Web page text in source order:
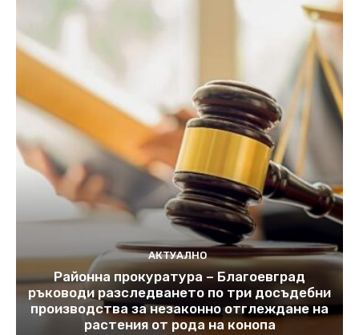
АКТУАЛНО
Районна прокуратура – Благоевград
ръководи разследването по три досъдебни
производства за незаконно отглеждане на
растения от рода на конопа